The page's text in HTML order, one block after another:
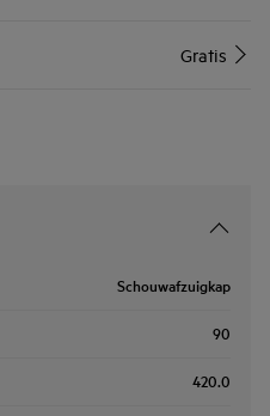
Gratis
Schouwafzuigkap
90
420.0